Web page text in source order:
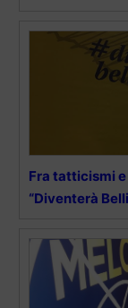
Fra tatticismi
“Diventerà